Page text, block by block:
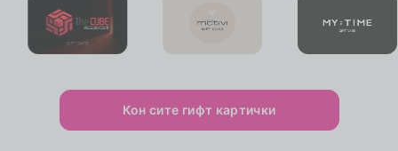
Кон сите гифт картички